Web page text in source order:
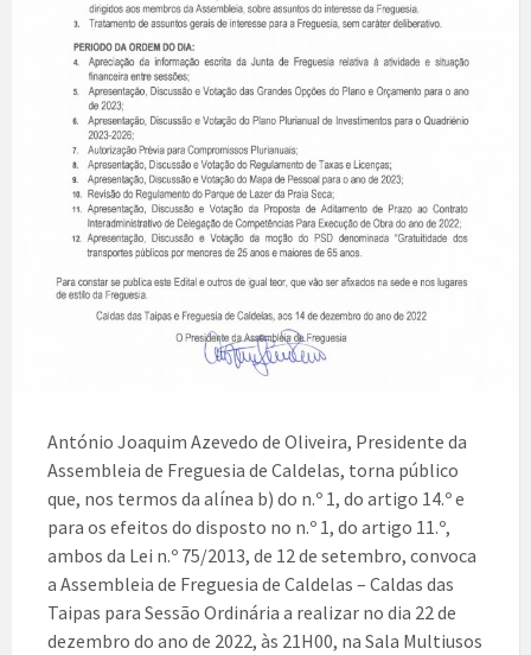
António Joaquim Azevedo de Oliveira, Presidente da
Assembleia de Freguesia de Caldelas, torna público
que, nos termos da alínea b) do n.º 1, do artigo 14.º e
para os efeitos do disposto no n.º 1, do artigo 11.º,
ambos da Lei n.º 75/2013, de 12 de setembro, convoca
a Assembleia de Freguesia de Caldelas – Caldas das
Taipas para Sessão Ordinária a realizar no dia 22 de
dezembro do ano de 2022, às 21H00, na Sala Multiusos